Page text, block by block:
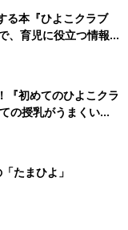
る本『ひよこクラブ
育児に役立つ情報が
『初めてのひよこクラ
の授乳がうまくい
夏のトラブル 解決テ
たまひよ」